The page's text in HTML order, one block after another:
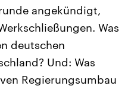
USA
Aktuelle Beiträge,
Hintergründe
gehören die Vereinigten
angekündigt,
Was
deutschen
Und: Was
Regierungsumbau